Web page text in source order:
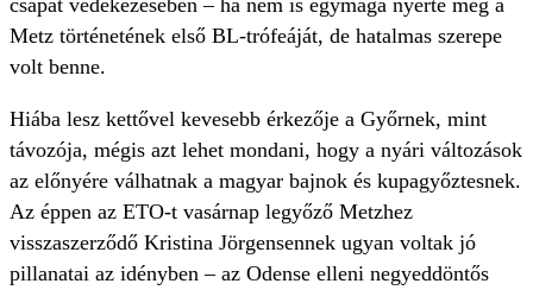
csapat védekezésében – ha nem is egymaga nyerte meg a
Metz történetének első BL-trófeáját, de hatalmas szerepe
volt benne.
Hiába lesz kettővel kevesebb érkezője a Győrnek, mint
távozója, mégis azt lehet mondani, hogy a nyári változások
az előnyére válhatnak a magyar bajnok és kupagyőztesnek.
Az éppen az ETO-t vasárnap legyőző Metzhez
visszaszerződő Kristina Jörgensennek ugyan voltak jó
pillanatai az idényben – az Odense elleni negyeddöntős